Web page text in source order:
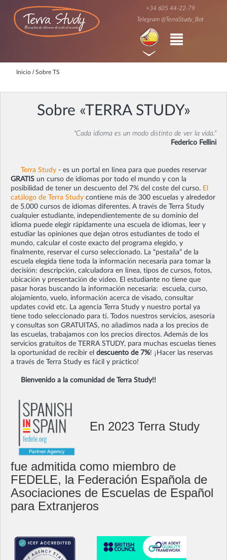
+34 605 44-22-79
Telegram @TerraStudy_Bot
Inicio / Sobre TS
Sobre «TERRA STUDY»
"Cada idioma es un modo distinto de ver la vida."
Federico Fellini
Terra Study - es un portal en línea para que puedes reservar
GRATIS un curso de idiomas por todo el mundo y con la
posibilidad de tener un descuento del 7% del coste del curso. El
catálogo de Terra Study contiene más de 300 escuelas y alrededor
de 5.000 cursos de idiomas diferentes. A través de Terra Study
cualquier estudiante, independientemente de su dominio del
idioma puede elegir rápidamente una escuela de idiomas, leer y
estudiar las opiniones que dejan otros estudiantes de todo el
mundo, calcular el coste exacto del programa elegido, y
finalmente, reservar el curso seleccionado. La “pestaña” de la
escuela elegida tiene toda la información necesaria para tomar la
decisión: descripción, calculadora en línea, tipos de cursos, fotos,
ubicación y presentación de vídeo. El estudiante no tiene que
pasar horas buscando la información necesaria: escuela, curso,
alojamiento, vuelo, información acerca de visado, consultar
updates covid etc. La agencia Terra Study y nuestro portal ya
tiene todo seleccionado para tí. Todos nuestros servicios, asesoría
y consultas son GRATUITAS, no añadimos nada a los precios de
las escuelas, trabajamos con los precios directos. Además de los
servicios gratuitos de TERRA STUDY, para muchas escuelas tienes
la oportunidad de recibir el descuento de 7%! ¡Hacer las reservas
a través de Terra Study es fácil y práctico!
Bienvenido a la comunidad de Terra Study!!
En 2023 Terra Study
fue admitida como miembro de
FEDELE, la Federación Española de
Asociaciones de Escuelas de Español
para Extranjeros